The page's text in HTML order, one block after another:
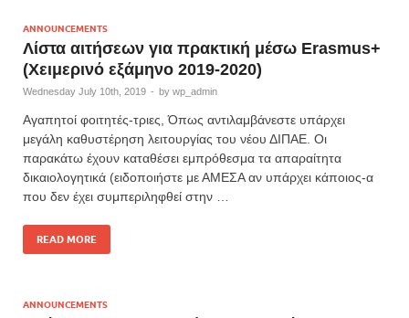
ANNOUNCEMENTS
Λίστα αιτήσεων για πρακτική μέσω Erasmus+
(Χειμερινό εξάμηνο 2019-2020)
Wednesday July 10th, 2019 - by wp_admin
Αγαπητοί φοιτητές-τριες, Όπως αντιλαμβάνεστε υπάρχει
μεγάλη καθυστέρηση λειτουργίας του νέου ΔΙΠΑΕ. Οι
παρακάτω έχουν καταθέσει εμπρόθεσμα τα απαραίτητα
δικαιολογητικά (ειδοποιήστε με ΑΜΕΣΑ αν υπάρχει κάποιος-α
που δεν έχει συμπεριληφθεί στην …
READ MORE
ANNOUNCEMENTS